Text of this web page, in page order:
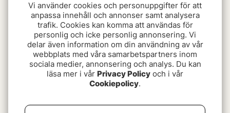
Mikado Bixlite Fast Spin
& Pitch Black Combo
7'3'', 4-18g
899 kr
Maxximus Predator
Fantastica Set
619 kr
Slutsåld
Vi använder cookies och personuppgifter för att
anpassa innehåll och annonser samt analysera
trafik. Cookies kan komma att användas för
personlig och icke personlig annonsering. Vi
delar även information om din användning av vår
webbplats med våra samarbetspartners inom
sociala medier, annonsering och analys. Du kan
läsa mer i vår Privacy Policy och i vår
Cookiepolicy.